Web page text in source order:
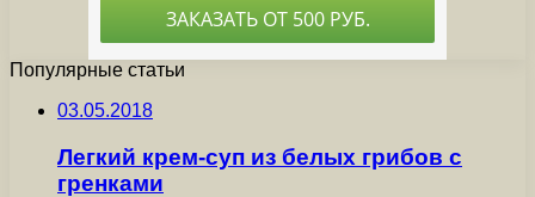
Популярные статьи
03.05.2018
Легкий крем-суп из белых грибов с
гренками